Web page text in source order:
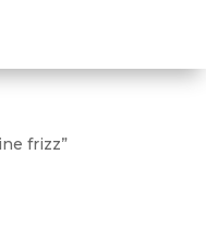
frizz”